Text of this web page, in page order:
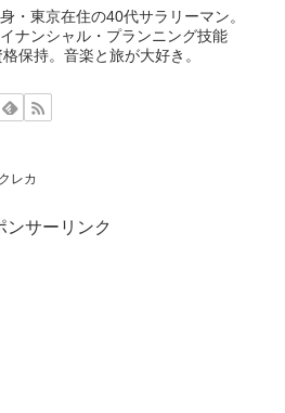
・東京在住の40代サラリーマン。
ナンシャル・プランニング技能
保持。音楽と旅が大好き。
クレカ
ンサーリンク